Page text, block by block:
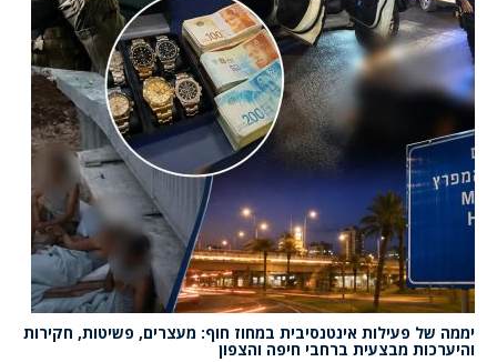
יממה של פעילות אינטנסיבית במחוז חוף: מעצרים, פשיטות, חקירות
והיערכות מבצעית ברחבי חיפה והצפון